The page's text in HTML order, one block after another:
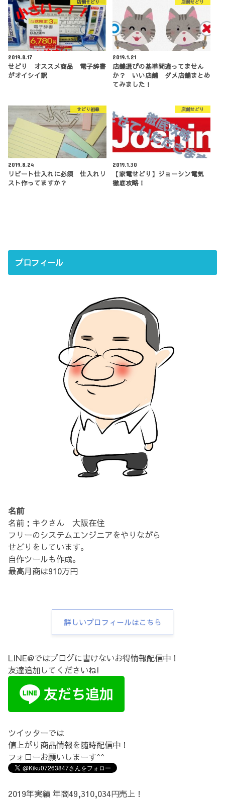
店舗せどり
2019.8.17
せどり オススメ商品 電子辞書
がオイシイ訳
店舗せどり
2019.1.21
店舗選びの基準間違ってません
か？ いい店舗 ダメ店舗まとめ
てみました！
せどり初級
2019.8.24
リピート仕入れに必須 仕入れリ
スト作ってますか？
店舗せどり
2019.1.30
【家電せどり】ジョーシン電気
徹底攻略！
プロフィール
名前
名前：キクさん 大阪在住
フリーのシステムエンジニアをやりながら
せどりをしています。
自作ツールも作成。
最高月商は910万円
詳しいプロフィールはこちら
LINE@ではブログに書けないお得情報配信中！
友達追加してくださいね!
ツイッターでは
値上がり商品情報を随時配信中！
フォローお願いしまーす^^
2019年実績 年商49,310,034円売上！